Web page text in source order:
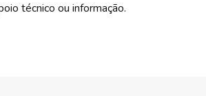
técnico ou informação.